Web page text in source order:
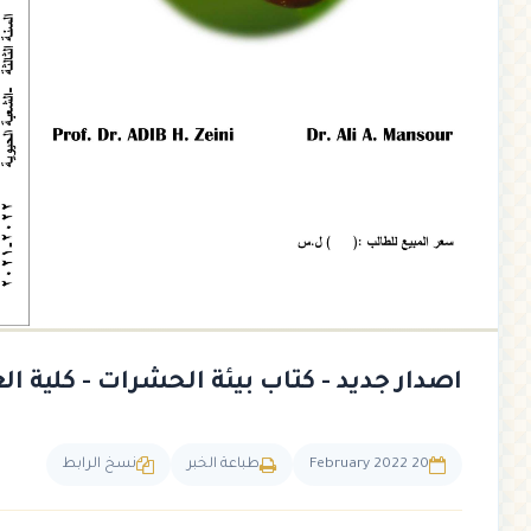
اصدار جديد - كتاب بيئة الحشرات - كلية
20 February 2022 طباعة الخبر نسخ الرابط